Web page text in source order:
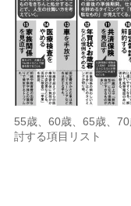
55歳、60歳、65歳、
討する項目リスト